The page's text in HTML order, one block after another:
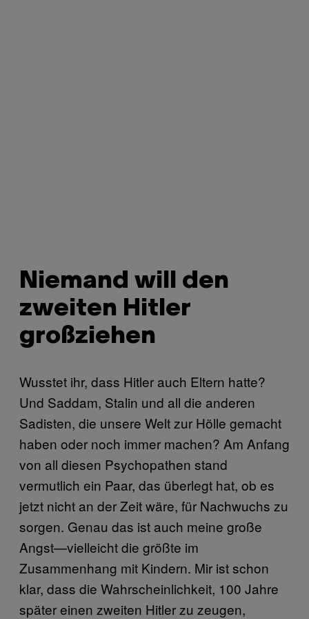
Niemand will den
zweiten Hitler
großziehen
Wusstet ihr, dass Hitler auch Eltern hatte?
Und Saddam, Stalin und all die anderen
Sadisten, die unsere Welt zur Hölle gemacht
haben oder noch immer machen? Am Anfang
von all diesen Psychopathen stand
vermutlich ein Paar, das überlegt hat, ob es
jetzt nicht an der Zeit wäre, für Nachwuchs zu
sorgen. Genau das ist auch meine große
Angst—vielleicht die größte im
Zusammenhang mit Kindern. Mir ist schon
klar, dass die Wahrscheinlichkeit, 100 Jahre
später einen zweiten Hitler zu zeugen,